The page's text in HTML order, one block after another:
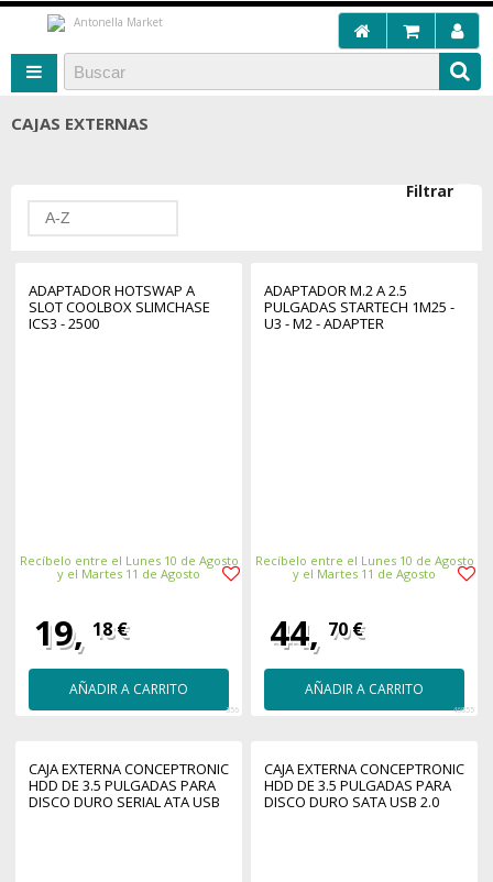
CAJAS EXTERNAS
Filtrar
A-Z
ADAPTADOR HOTSWAP A
SLOT COOLBOX SLIMCHASE
ICS3 - 2500
Recíbelo entre el Lunes 10 de Agosto
y el Martes 11 de Agosto
19, 18 €
AÑADIR A CARRITO
356
ADAPTADOR M.2 A 2.5
PULGADAS STARTECH 1M25 -
U3 - M2 - ADAPTER
Recíbelo entre el Lunes 10 de Agosto
y el Martes 11 de Agosto
44, 70 €
AÑADIR A CARRITO
46855
CAJA EXTERNA CONCEPTRONIC
HDD DE 3.5 PULGADAS PARA
DISCO DURO SERIAL ATA USB
CAJA EXTERNA CONCEPTRONIC
HDD DE 3.5 PULGADAS PARA
DISCO DURO SATA USB 2.0